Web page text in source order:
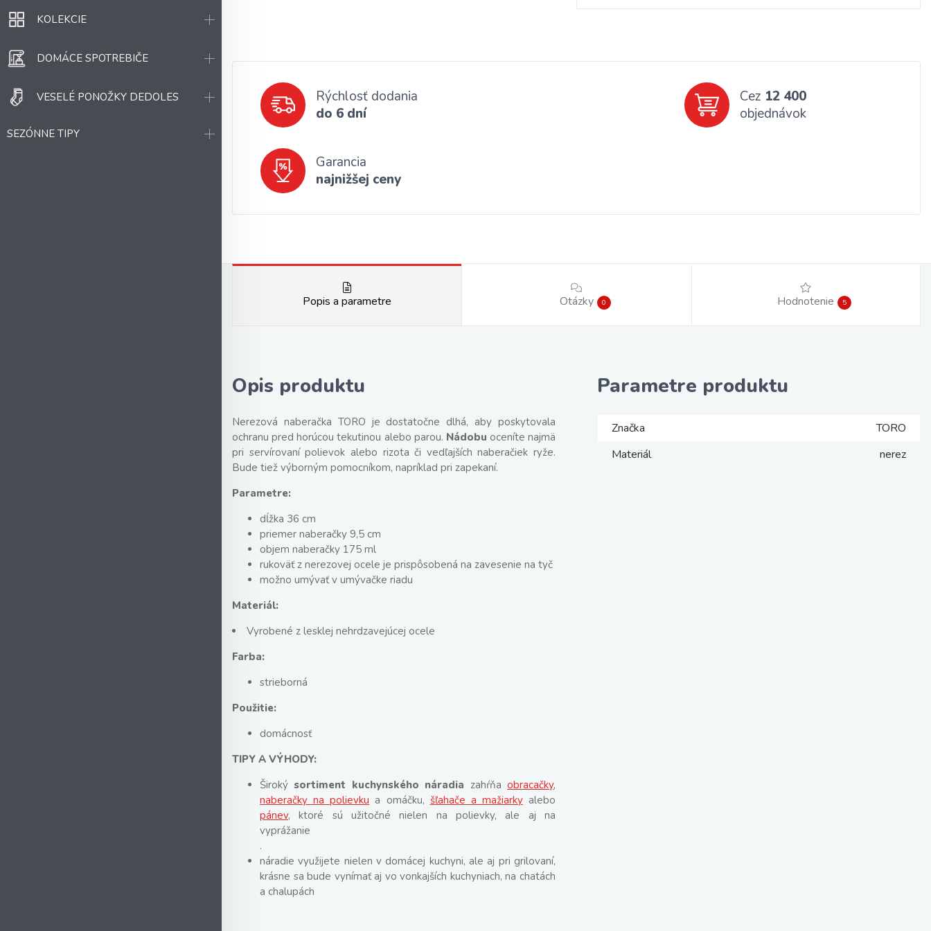
KOLEKCIE
DOMÁCE SPOTREBIČE
VESELÉ PONOŽKY DEDOLES
SEZÓNNE TIPY
Rýchlosť dodania
do 6 dní
Cez 12 400
objednávok
Garancia
najnižšej ceny
Popis a parametre Otázky 0 Hodnotenie 5
Opis produktu
Nerezová naberačka TORO je dostatočne dlhá, aby poskytovala
ochranu pred horúcou tekutinou alebo parou. Nádobu oceníte najmä
pri servírovaní polievok alebo rizota či vedľajších naberačiek ryže.
Bude tiež výborným pomocníkom, napríklad pri zapekaní.
Parametre:
dĺžka 36 cm
priemer naberačky 9,5 cm
objem naberačky 175 ml
rukoväť z nerezovej ocele je prispôsobená na zavesenie na tyč
možno umývať v umývačke riadu
Materiál:
Vyrobené z lesklej nehrdzavejúcej ocele
Farba:
strieborná
Použitie:
domácnosť
TIPY A VÝHODY:
Širokýsortiment kuchynského náradia zahŕňaobracačky,
naberačky na polievku a omáčku, šľahače a mažiarkyalebo
pánev, ktoré sú užitočné nielen na polievky, ale aj na
vyprážanie
.
náradie využijete nielen v domácej kuchyni, ale aj pri grilovaní,
krásne sa bude vynímať aj vo vonkajších kuchyniach, na chatách
a chalupách
Parametre produktu
Značka
TORO
Materiál
nerez